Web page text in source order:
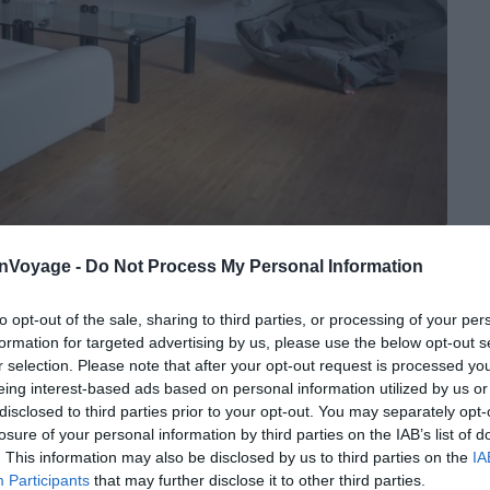
- Do Not Process My Personal Information
opt-out of the sale, sharing to third parties, or processing of your
for targeted advertising by us, please use the below opt-out
selection. Please note that after your opt-out request is processed
interest-based ads based on personal information utilized by us
to third parties prior to your opt-out. You may separately
of your personal information by third parties on the IAB’s list of
This information may also be disclosed by us to third parties on the
Participants that may further disclose it to other third parties.
atypique
cet appartement à Besançon est un logement
même des principaux attraits touristiques de la ville,
accueillir jusqu’à quatre voyageurs. Il possède